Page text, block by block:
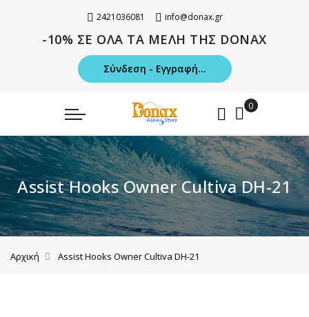
2421036081 info@donax.gr
-10% ΣΕ ΟΛΑ ΤΑ ΜΕΛΗ ΤΗΣ DONAX
Σύνδεση - Εγγραφή...
Assist Hooks Owner Cultiva DH-21
Αρχική Assist Hooks Owner Cultiva DH-21